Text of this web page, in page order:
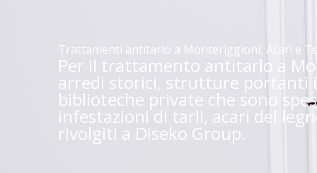
Trattamenti antitarlo a Monteriggioni, Acari e
Per il trattamento antitarlo a
arredi storici, strutture portanti
biblioteche private che sono
infestazioni di tarli, acari del
rivolgiti a Diseko Group.